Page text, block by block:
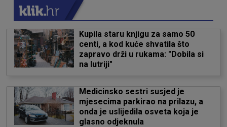
Kupila staru knjigu za samo 50
centi, a kod kuće shvatila što
zapravo drži u rukama: "Dobila si
na lutriji"
Medicinsko sestri susjed je
mjesecima parkirao na prilazu, a
onda je uslijedila osveta koja je
glasno odjeknula